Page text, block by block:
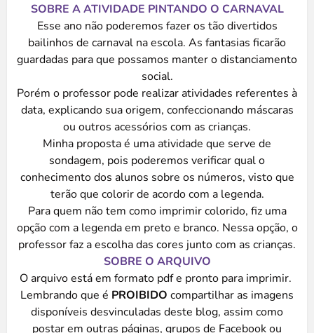
SOBRE A ATIVIDADE PINTANDO O CARNAVAL
Esse ano não poderemos fazer os tão divertidos
bailinhos de carnaval na escola. As fantasias ficarão
guardadas para que possamos manter o distanciamento
social.
Porém o professor pode realizar atividades referentes à
data, explicando sua origem, confeccionando máscaras
ou outros acessórios com as crianças.
Minha proposta é uma atividade que serve de
sondagem, pois poderemos verificar qual o
conhecimento dos alunos sobre os números, visto que
terão que colorir de acordo com a legenda.
Para quem não tem como imprimir colorido, fiz uma
opção com a legenda em preto e branco. Nessa opção, o
professor faz a escolha das cores junto com as crianças.
SOBRE O ARQUIVO
O arquivo está em formato pdf e pronto para imprimir.
Lembrando que é PROIBIDO compartilhar as imagens
disponíveis desvinculadas deste blog, assim como
postar em outras páginas, grupos de Facebook ou